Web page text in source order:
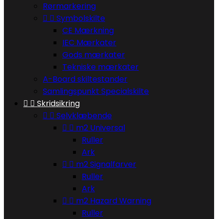
Rørmarkering
  Symbolskilte
CE Mærkning
IEC Mærkater
Gods mærkater
Tekniske mærkater
A-Board skiltestander
Samlingspunkt Specialskilte
  Skridsikring
  Selvklæbende
  m2 Universal
Ruller
Ark
  m2 Signalfarver
Ruller
Ark
  m2 Hazard Warning
Ruller